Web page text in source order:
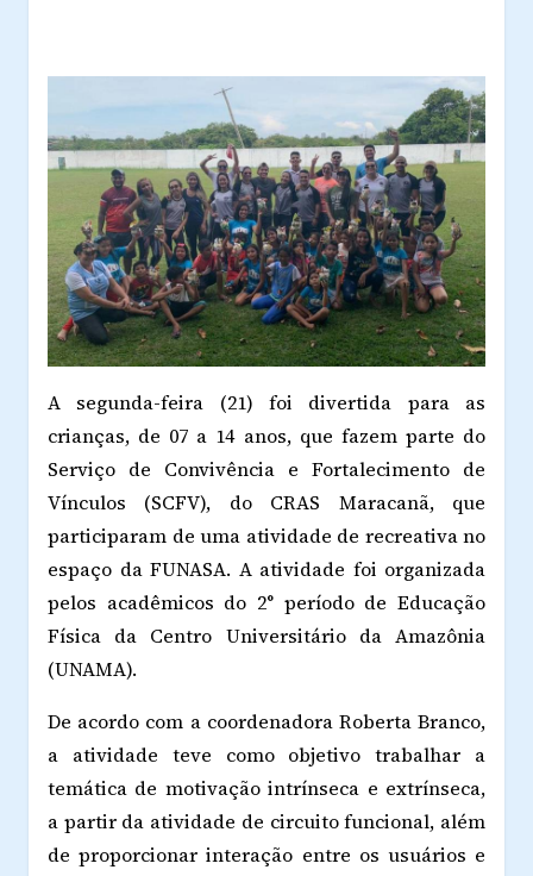
A segunda-feira (21) foi divertida para as
crianças, de 07 a 14 anos, que fazem parte do
Serviço de Convivência e Fortalecimento de
Vínculos (SCFV), do CRAS Maracanã, que
participaram de uma atividade de recreativa no
espaço da FUNASA. A atividade foi organizada
pelos acadêmicos do 2° período de Educação
Física da Centro Universitário da Amazônia
(UNAMA).
De acordo com a coordenadora Roberta Branco,
a atividade teve como objetivo trabalhar a
temática de motivação intrínseca e extrínseca,
a partir da atividade de circuito funcional, além
de proporcionar interação entre os usuários e